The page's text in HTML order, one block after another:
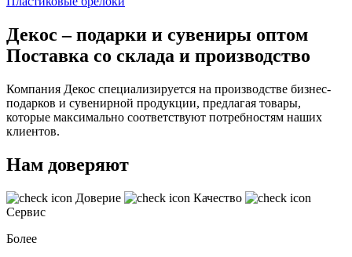
Декос – подарки и сувениры оптом
Поставка со склада и производство
Компания Декос специализируется на производстве бизнес-
подарков и сувенирной продукции, предлагая товары,
которые максимально соответствуют потребностям наших
клиентов.
Нам доверяют
Доверие
Качество
Сервис
Более